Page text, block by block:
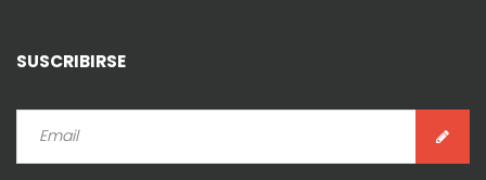
SUSCRIBIRSE